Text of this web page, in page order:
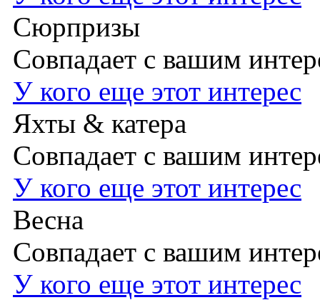
Сюрпризы
Совпадает с вашим
У кого еще этот интерес
Яхты & катера
Совпадает с вашим
У кого еще этот интерес
Весна
Совпадает с вашим
У кого еще этот интерес